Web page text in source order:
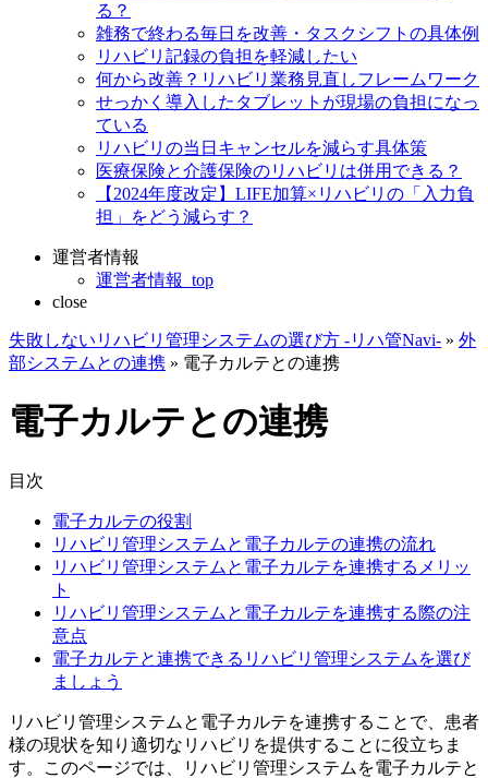
る？
雑務で終わる毎日を改善・タスクシフトの具体例
リハビリ記録の負担を軽減したい
何から改善？リハビリ業務見直しフレームワーク
せっかく導入したタブレットが現場の負担になっ
ている
リハビリの当日キャンセルを減らす具体策
医療保険と介護保険のリハビリは併用できる？
【2024年度改定】LIFE加算×リハビリの「入力負
担」をどう減らす？
運営者情報
運営者情報_top
close
失敗しないリハビリ管理システムの選び方 -リハ管Navi- » 外
部システムとの連携 » 電子カルテとの連携
電子カルテとの連携
目次
電子カルテの役割
リハビリ管理システムと電子カルテの連携の流れ
リハビリ管理システムと電子カルテを連携するメリッ
ト
リハビリ管理システムと電子カルテを連携する際の注
意点
電子カルテと連携できるリハビリ管理システムを選び
ましょう
リハビリ管理システムと電子カルテを連携することで、患者
様の現状を知り適切なリハビリを提供することに役立ちま
す。このページでは、リハビリ管理システムを電子カルテと